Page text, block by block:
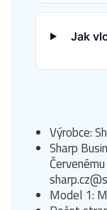
Jak
Výrobce:
Sharp
Model 1: